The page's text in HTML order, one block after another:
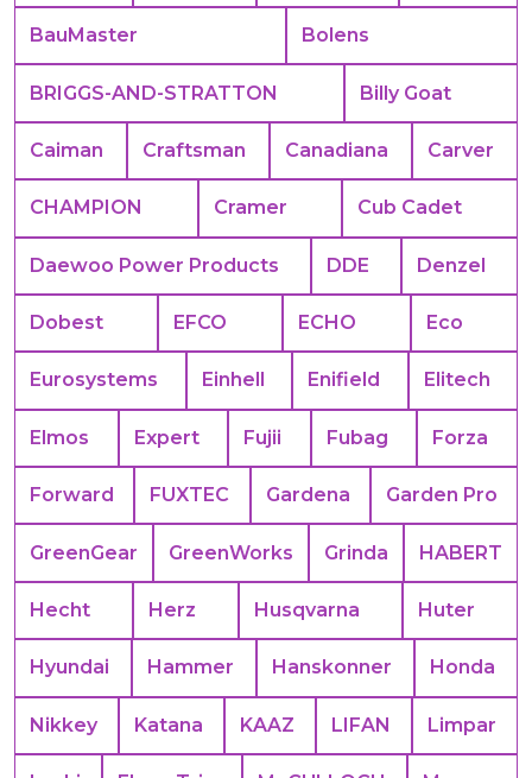
BauMaster Bolens
BRIGGS-AND-STRATTON Billy Goat
Caiman Craftsman Canadiana Carver
CHAMPION Cramer Cub Cadet
Daewoo Power Products DDE Denzel
Dobest EFCO ECHO Eco
Eurosystems Einhell Enifield Elitech
Elmos Expert Fujii Fubag Forza
Forward FUXTEC Gardena Garden Pro
GreenGear GreenWorks Grinda HABERT
Hecht Herz Husqvarna Huter
Hyundai Hammer Hanskonner Honda
Nikkey Katana KAAZ LIFAN Limpar